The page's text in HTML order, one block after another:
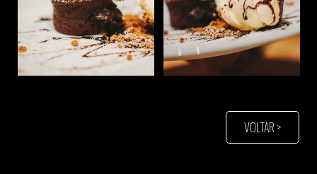
VOLTAR >